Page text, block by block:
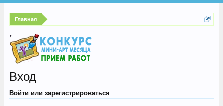
Главная
Вход
Войти или зарегистрироваться